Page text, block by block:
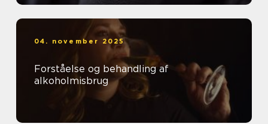
04. november 2025
Forståelse og behandling af
alkoholmisbrug